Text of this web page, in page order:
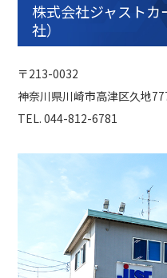
株式会社ジャスト
社）
〒213-0032
神奈川県川崎市⾼津区久地
TEL. 044-812-6781